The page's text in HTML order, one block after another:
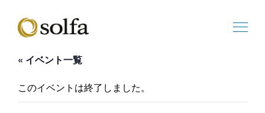
« イベント一覧
このイベントは終了しました。